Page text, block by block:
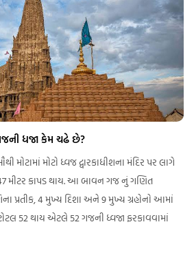
ધજા કેમ ચઢે છે?
મોટામાં મોટો ધ્વજ દ્વારકાધીશના મંદિર પર લાગે
કાપડ થાય. આ બાવન ગજ નું ગણિત
પ્રતીક, 4 મુખ્ય દિશા અને 9 મુખ્ય ગ્રહોનો આમાં
52 થાય એટલે 52 ગજની ધ્વજા ફરકાવવામાં